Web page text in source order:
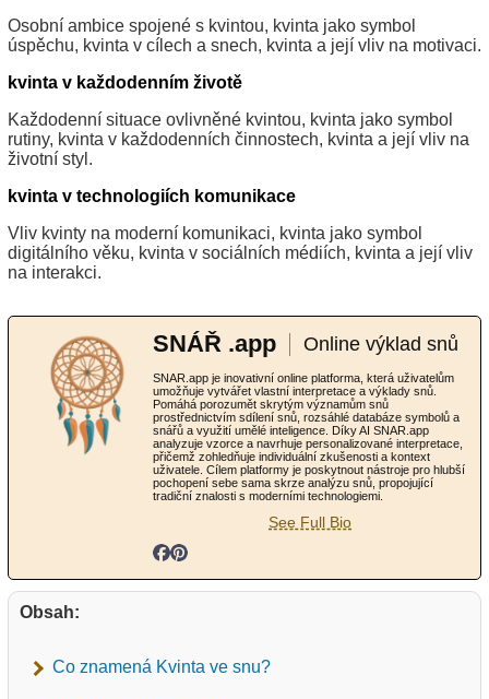
Osobní ambice spojené s kvintou, kvinta jako symbol
úspěchu, kvinta v cílech a snech, kvinta a její vliv na motivaci.
kvinta v každodenním životě
Každodenní situace ovlivněné kvintou, kvinta jako symbol
rutiny, kvinta v každodenních činnostech, kvinta a její vliv na
životní styl.
kvinta v technologiích komunikace
Vliv kvinty na moderní komunikaci, kvinta jako symbol
digitálního věku, kvinta v sociálních médiích, kvinta a její vliv
na interakci.
SNÁŘ .app Online výklad snů
SNAR.app je inovativní online platforma, která uživatelům
umožňuje vytvářet vlastní interpretace a výklady snů.
Pomáhá porozumět skrytým významům snů
prostřednictvím sdílení snů, rozsáhlé databáze symbolů a
snářů a využití umělé inteligence. Díky AI SNAR.app
analyzuje vzorce a navrhuje personalizované interpretace,
přičemž zohledňuje individuální zkušenosti a kontext
uživatele. Cílem platformy je poskytnout nástroje pro hlubší
pochopení sebe sama skrze analýzu snů, propojující
tradiční znalosti s moderními technologiemi.
See Full Bio
Obsah:
Co znamená Kvinta ve snu?